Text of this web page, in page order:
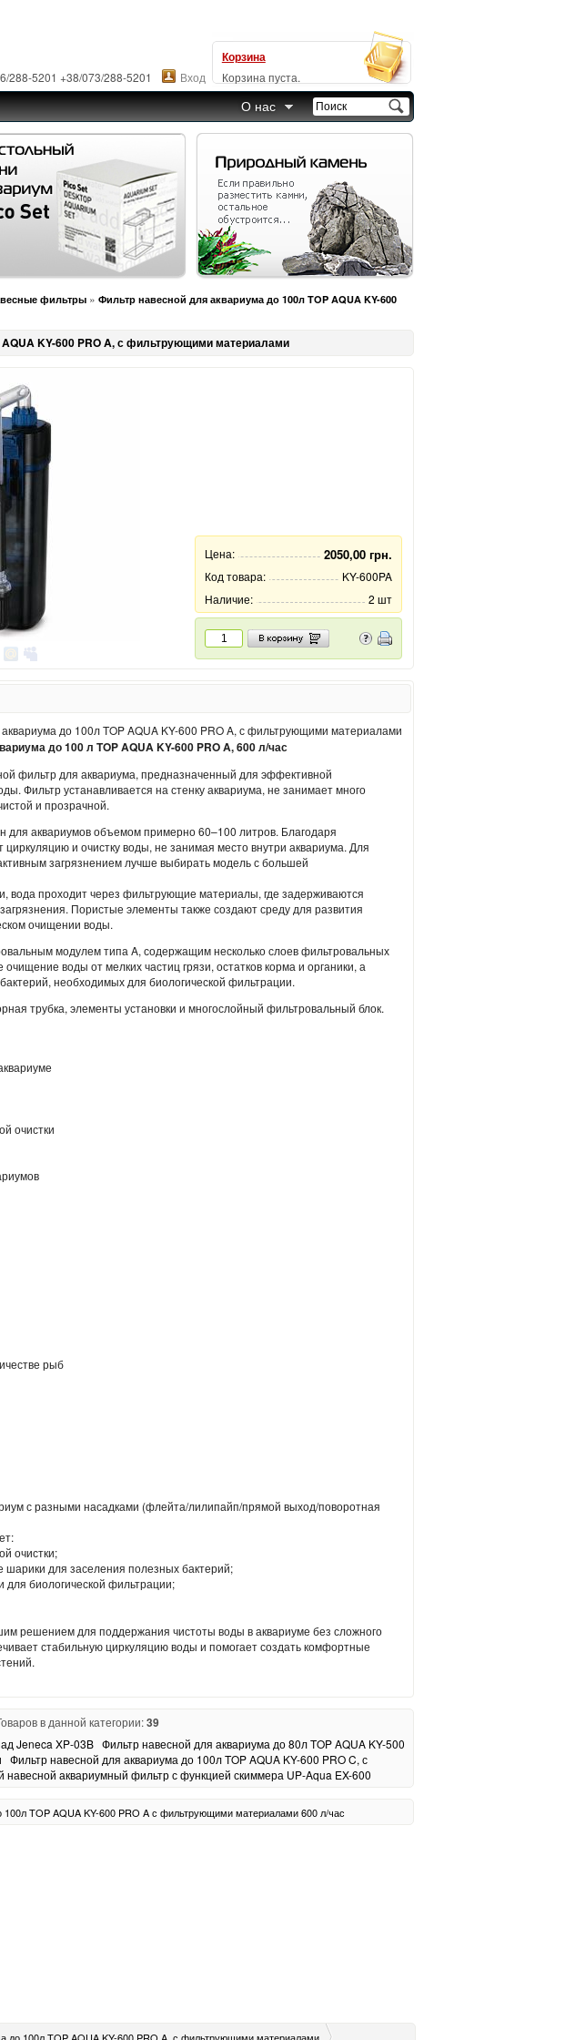
Корзина
Корзина пуста.
288-5201 +38/073/288-5201 Вход
О нас
фильтры » Фильтр навесной для аквариума до 100л TOP AQUA KY-600
KY-600 PRO A, с фильтрующими материалами
Цена: 2050,00 грн.
Код товара:
KY-600PA
Наличие:
2 шт
до 100 л TOP AQUA KY-600 PRO A, 600 л/час
фильтр для аквариума, предназначенный для эффективной
Фильтр устанавливается на стенку аквариума, не занимает много
и прозрачной.
для аквариумов объемом примерно 60–100 литров. Благодаря
и очистку воды, не занимая место внутри аквариума. Для
загрязнением лучше выбирать модель с большей
вода проходит через фильтрующие материалы, где задерживаются
Пористые элементы также создают среду для развития
очищении воды.
модулем типа A, содержащим несколько слоев фильтровальных
воды от мелких частиц грязи, остатков корма и органики, а
необходимых для биологической фильтрации.
трубка, элементы установки и многослойный фильтровальный блок.
очистки
рыб
с разными насадками (флейта/лилипайп/прямой выход/поворотная
очистки;
для заселения полезных бактерий;
биологической фильтрации;
решением для поддержания чистоты воды в аквариуме без сложного
стабильную циркуляцию воды и помогает создать комфортные
в данной категории:39
Jeneca XP-03B Фильтр навесной для аквариума до 80л TOP AQUA KY-500
Фильтр навесной для аквариума до 100л TOP AQUA KY-600 PRO C, с
навесной аквариумный фильтр с функцией скиммера UP-Aqua EX-600
100л TOP AQUA KY-600 PRO A с фильтрующими материалами 600 л/час
до 100л TOP AQUA KY-600 PRO A, с фильтрующими материалами